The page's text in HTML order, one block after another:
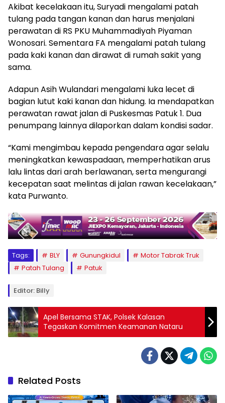
Akibat kecelakaan itu, Suryadi mengalami patah
tulang pada tangan kanan dan harus menjalani
perawatan di RS PKU Muhammadiyah Piyaman
Wonosari. Sementara FA mengalami patah tulang
pada kaki kanan dan dirawat di rumah sakit yang
sama.
Adapun Asih Wulandari mengalami luka lecet di
bagian lutut kaki kanan dan hidung. Ia mendapatkan
perawatan rawat jalan di Puskesmas Patuk 1. Dua
penumpang lainnya dilaporkan dalam kondisi sadar.
“Kami mengimbau kepada pengendara agar selalu
meningkatkan kewaspadaan, memperhatikan arus
lalu lintas dari arah berlawanan, serta mengurangi
kecepatan saat melintas di jalan rawan kecelakaan,”
kata Purwanto.
Tags: BLY Gunungkidul
Motor Tabrak Truk
Patah Tulang
Patuk
Editor: Billy
Apel Bersama STAK, Polsek Kalasan
Tegaskan Komitmen Keamanan Nataru
Related Posts